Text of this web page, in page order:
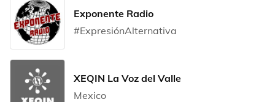
Exponente Radio
#ExpresiónAlternativa
XEQIN La Voz del Valle
Mexico